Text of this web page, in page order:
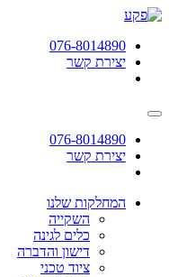
תחילתו
אינטרנט,
לחץ
כדי
לאזור
תוכן
מרכזי
076-8014890
יצירת קשר
076-8014890
יצירת קשר
המחלקות שלנו
השקייה
כלים לגינה
דישון והדברה
ציוד טכני